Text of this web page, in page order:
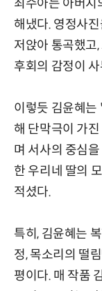
최수아는 아버지
해냈다. 영정사
저앉아 통곡했고
후회의 감정이
이렇듯 김윤혜는
해 단막극이 가
며 서사의 중심
한 우리네 딸의
적셨다.
특히, 김윤혜는
정, 목소리의 떨
평이다. 매 작품